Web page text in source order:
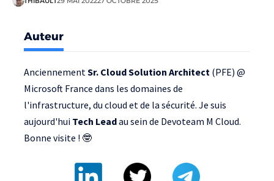
Auteur
AnciennementSr. Cloud Solution Architect (PFE) @
Microsoft France dans les domaines de
l'infrastructure, du cloud et de la sécurité. Je suis
aujourd'hui Tech Leadau sein de Devoteam M Cloud.
Bonne visite ! 🤓